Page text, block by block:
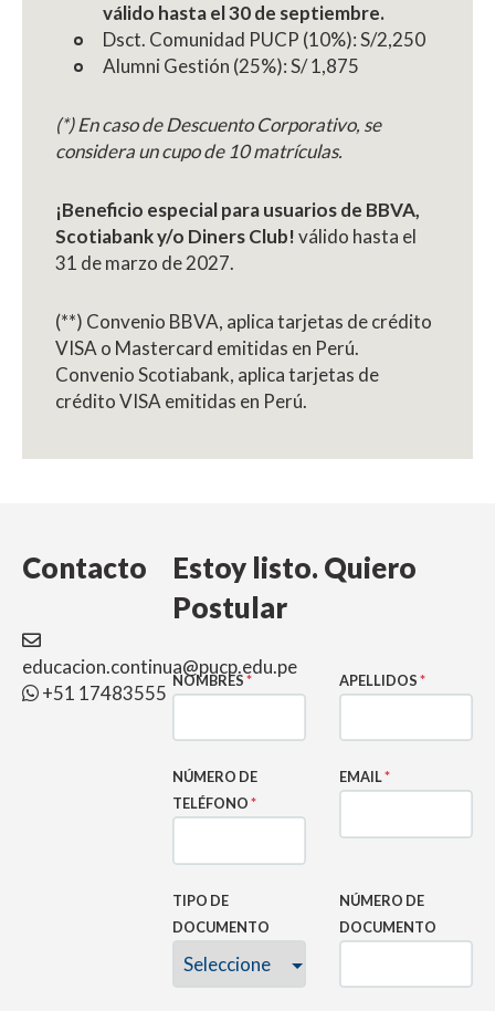
válido hasta el 30 de septiembre.
Dsct. Comunidad PUCP (10%): S/2,250
Alumni Gestión (25%): S/ 1,875
(*) En caso de Descuento Corporativo, se
considera un cupo de 10 matrículas.
¡Beneficio especial para usuarios de BBVA,
Scotiabank y/o Diners Club!válido hasta el
31 de marzo de 2027.
(**) Convenio BBVA, aplica tarjetas de crédito
VISA o Mastercard emitidas en Perú.
Convenio Scotiabank, aplica tarjetas de
crédito VISA emitidas en Perú.
Contacto
educacion.continua@pucp.edu.pe
+51 17483555
Estoy listo. Quiero
Postular
NOMBRES* APELLIDOS*
NÚMERO DE
TELÉFONO*
EMAIL*
TIPO DE
DOCUMENTO
NÚMERO DE
DOCUMENTO